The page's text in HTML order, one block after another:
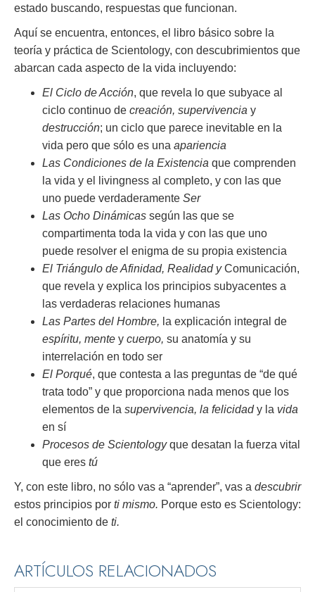
estado buscando, respuestas que funcionan.
Aquí se encuentra, entonces, el libro básico sobre la
teoría y práctica de Scientology, con descubrimientos que
abarcan cada aspecto de la vida incluyendo:
El Ciclo de Acción, que revela lo que subyace al
ciclo continuo de creación, supervivencia y
destrucción; un ciclo que parece inevitable en la
vida pero que sólo es una apariencia
Las Condiciones de la Existencia que comprenden
la vida y el livingness al completo, y con las que
uno puede verdaderamente Ser
Las Ocho Dinámicas según las que se
compartimenta toda la vida y con las que uno
puede resolver el enigma de su propia existencia
El Triángulo de Afinidad, RealidadyComunicación,
que revela y explica los principios subyacentes a
las verdaderas relaciones humanas
Las Partes del Hombre, la explicación integral de
espíritu, mente y cuerpo, su anatomía y su
interrelación en todo ser
El Porqué, que contesta a las preguntas de “de qué
trata todo” y que proporciona nada menos que los
elementos de la supervivencia, la felicidady la vida
en sí
Procesos de Scientologyque desatan la fuerza vital
que eres tú
Y, con este libro, no sólo vas a “aprender”, vas a descubrir
estos principios por ti mismo. Porque esto es Scientology:
el conocimiento de ti.
ARTÍCULOS RELACIONADOS